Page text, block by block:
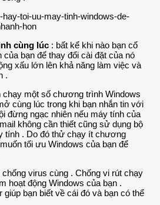
cùng lúc : bất kể khi nào bạn cố
bạn để thay đổi cài đặt của nó
xấu lớn lên khả năng làm việc và
.
một số chương trình Windows
cùng lúc trong khi bạn nhắn tin với
đừng ngạc nhiên nếu máy tính của
không cần thiết cũng sử dụng bộ
tính . Do đó thử chạy ít chương
tối ưu Windows của bạn để
virus cùng . Chống vi rút chạy
hoạt động Windows của bạn .
giúp bạn biết về cái đó và bạn có thể